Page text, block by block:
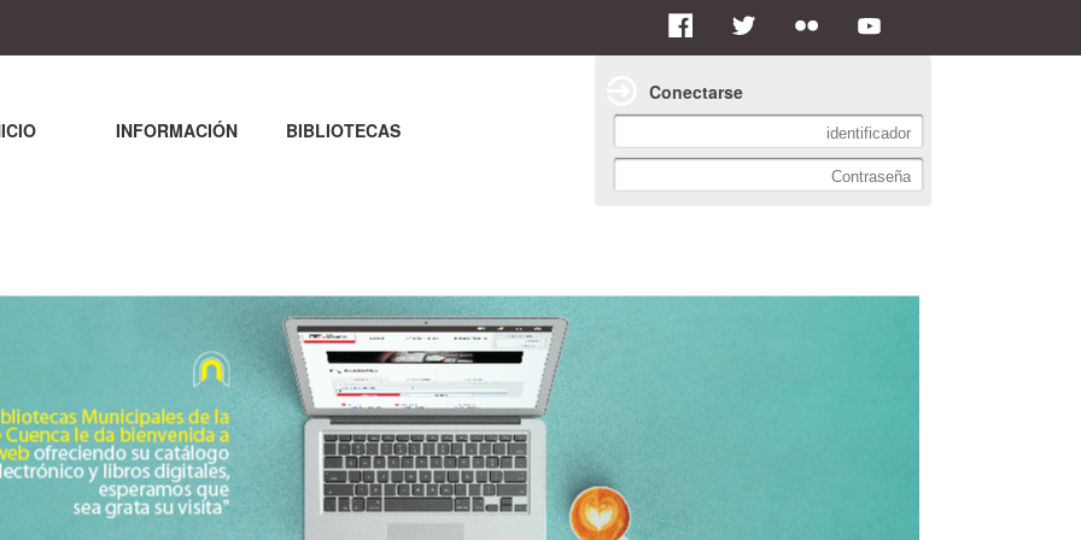
INFORMACIÓN BIBLIOTECAS
Conectarse